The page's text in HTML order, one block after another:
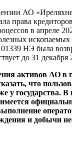
АО
права
в апреле
ископаемых
НЭ была
до 31 декабря
активов АО в
что
у государства.
и добычи